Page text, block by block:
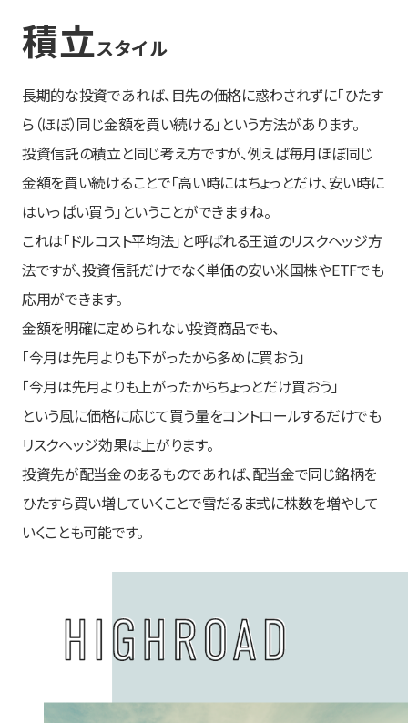
積立スタイル
長期的な投資であれば、目先の価格に惑わされずに「ひたす
ら（ほぼ）同じ金額を買い続ける」という方法があります。
投資信託の積立と同じ考え方ですが、例えば毎月ほぼ同じ
金額を買い続けることで「高い時にはちょっとだけ、安い時に
はいっぱい買う」ということができますね。
これは「ドルコスト平均法」と呼ばれる王道のリスクヘッジ方
法ですが、投資信託だけでなく単価の安い米国株やETFでも
応用ができます。
金額を明確に定められない投資商品でも、
「今月は先月よりも下がったから多めに買おう」
「今月は先月よりも上がったからちょっとだけ買おう」
という風に価格に応じて買う量をコントロールするだけでも
リスクヘッジ効果は上がります。
投資先が配当金のあるものであれば、配当金で同じ銘柄を
ひたすら買い増していくことで雪だるま式に株数を増やして
いくことも可能です。